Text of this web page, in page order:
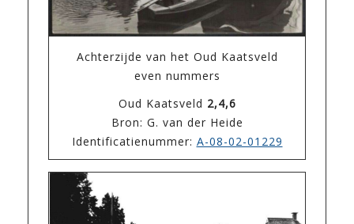
Achterzijde van het Oud Kaatsveld
even nummers
Oud Kaatsveld 2,4,6
Bron: G. van der Heide
Identificatienummer: A-08-02-01229